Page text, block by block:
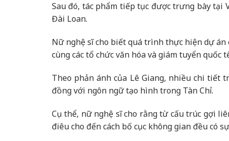
Sau đó, tác phẩm tiếp tục được trưng bày tại
Đài Loan.
Nữ nghệ sĩ cho biết quá trình thực hiện dự
cùng các tổ chức văn hóa và giám tuyển quốc
Theo phản ánh của Lê Giang, nhiều chi tiết
đồng với ngôn ngữ tạo hình trong Tàn Chỉ.
Cụ thể, nữ nghệ sĩ cho rằng từ cấu trúc gợi
điêu cho đến cách bố cục không gian đều có